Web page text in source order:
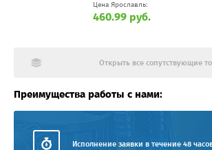
Цена Ярославль:
460.99 руб.
Открыть все сопутствующие
Преимущества работы с нами:
Исполнение заявки в течение 48